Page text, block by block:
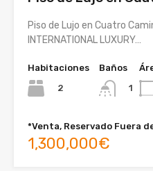
Piso de Lujo en Cuatro
INTERNATIONAL LUXURY…
Habitaciones
2
Baños
1
*Venta, Reservado Fuera
1,300,000€